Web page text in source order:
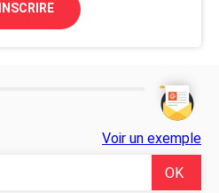
Voir un exemple